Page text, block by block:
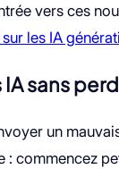
vers ces
les IA
sans
un
: commencez